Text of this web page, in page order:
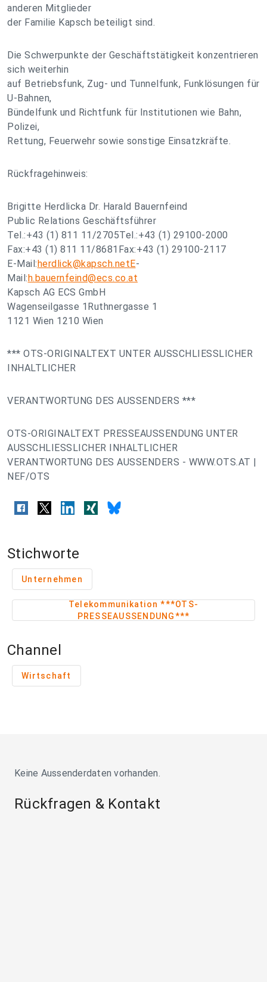
anderen Mitglieder
der Familie Kapsch beteiligt sind.
Die Schwerpunkte der Geschäftstätigkeit konzentrieren
sich weiterhin
auf Betriebsfunk, Zug- und Tunnelfunk, Funklösungen für
U-Bahnen,
Bündelfunk und Richtfunk für Institutionen wie Bahn,
Polizei,
Rettung, Feuerwehr sowie sonstige Einsatzkräfte.
Rückfragehinweis:
Brigitte Herdlicka Dr. Harald Bauernfeind
Public Relations Geschäftsführer
Tel.:+43 (1) 811 11/2705Tel.:+43 (1) 29100-2000
Fax:+43 (1) 811 11/8681Fax:+43 (1) 29100-2117
E-Mail:herdlick@kapsch.netE-
Mail:h.bauernfeind@ecs.co.at
Kapsch AG ECS GmbH
Wagenseilgasse 1Ruthnergasse 1
1121 Wien 1210 Wien
*** OTS-ORIGINALTEXT UNTER AUSSCHLIESSLICHER
INHALTLICHER
VERANTWORTUNG DES AUSSENDERS ***
OTS-ORIGINALTEXT PRESSEAUSSENDUNG UNTER
AUSSCHLIESSLICHER INHALTLICHER
VERANTWORTUNG DES AUSSENDERS - WWW.OTS.AT |
NEF/OTS
Stichworte
Unternehmen
Telekommunikation ***OTS-
PRESSEAUSSENDUNG***
Channel
Wirtschaft
Keine Aussenderdaten vorhanden.
Rückfragen & Kontakt